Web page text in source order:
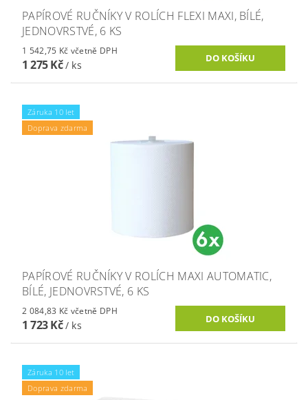
PAPÍROVÉ RUČNÍKY V ROLÍCH FLEXI MAXI, BÍLÉ,
JEDNOVRSTVÉ, 6 KS
1 542,75 Kč včetně DPH
1 275 Kč/ ks
Záruka 10 let
Doprava zdarma
PAPÍROVÉ RUČNÍKY V ROLÍCH MAXI AUTOMATIC,
BÍLÉ, JEDNOVRSTVÉ, 6 KS
2 084,83 Kč včetně DPH
1 723 Kč/ ks
Záruka 10 let
Doprava zdarma